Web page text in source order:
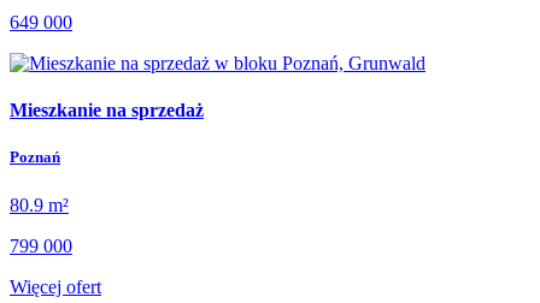
649 000
Mieszkanie na sprzedaż
Poznań
80.9 m²
799 000
Więcej ofert